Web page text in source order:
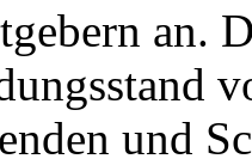
an.
und